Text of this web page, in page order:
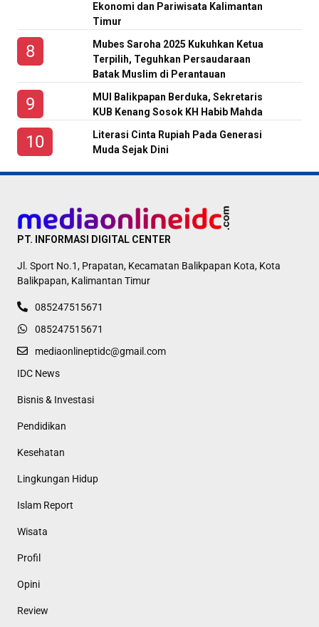
Ekonomi dan Pariwisata Kalimantan
Timur
Mubes Saroha 2025 Kukuhkan Ketua
Terpilih, Teguhkan Persaudaraan
Batak Muslim di Perantauan
MUI Balikpapan Berduka, Sekretaris
KUB Kenang Sosok KH Habib Mahda
Literasi Cinta Rupiah Pada Generasi
Muda Sejak Dini
PT. INFORMASI DIGITAL CENTER
Jl. Sport No.1, Prapatan, Kecamatan Balikpapan Kota, Kota
Balikpapan, Kalimantan Timur
085247515671
085247515671
mediaonlineptidc@gmail.com
IDC News
Bisnis & Investasi
Pendidikan
Kesehatan
Lingkungan Hidup
Islam Report
Wisata
Profil
Opini
Review